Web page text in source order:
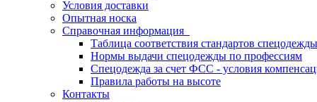
Условия доставки
Опытная носка
Справочная информация
Таблица соответствия стандартов спецодежды
Нормы выдачи спецодежды по профессиям
Спецодежда за счет ФСС - условия
Правила работы на высоте
Контакты